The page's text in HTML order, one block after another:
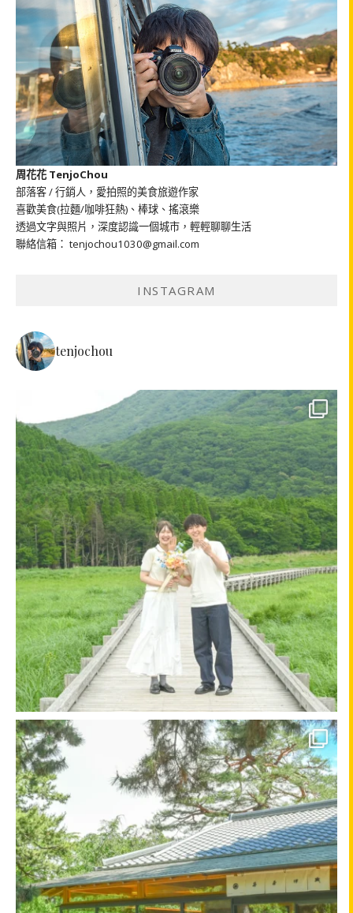
周花花 TenjoChou
部落客 / 行銷人，愛拍照的美食旅遊作家
喜歡美食(拉麵/咖啡狂熱)、棒球、搖滾樂
透過文字與照片，深度認識一個城市，輕輕聊聊生活
聯絡信箱： tenjochou1030@gmail.com
INSTAGRAM
tenjochou